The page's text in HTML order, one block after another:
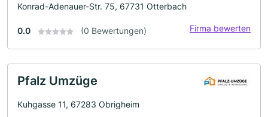
Konrad-Adenauer-Str. 75, 67731 Otterbach
0.0 (0 Bewertungen) Firma bewerten
Pfalz Umzüge
Kuhgasse 11, 67283 Obrigheim